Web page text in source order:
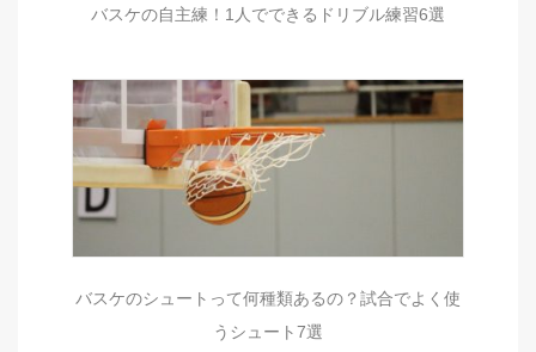
バスケの自主練！1人でできるドリブル練習6選
バスケのシュートって何種類あるの？試合でよく使
うシュート7選